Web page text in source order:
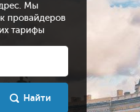
Мы
провайдеров
тарифы
Найти